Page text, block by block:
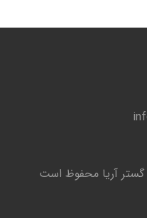
آریا محفوظ است